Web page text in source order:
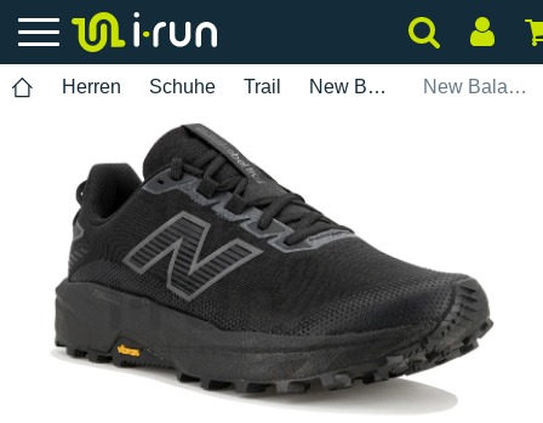
Herren Schuhe Trail New Balance New Balance FuelCell Rebel Trail Herren